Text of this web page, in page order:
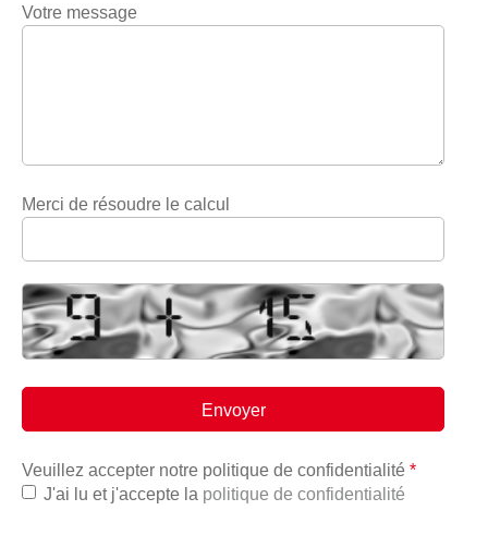
Votre message
Merci de résoudre le calcul
Veuillez accepter notre politique de confidentialité *
J'ai lu et j'accepte la politique de confidentialité